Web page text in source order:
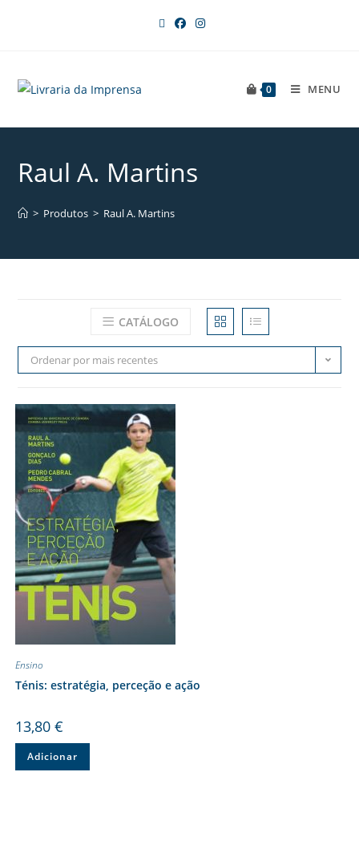
0 MENU
Raul A. Martins
> Produtos > Raul A. Martins
CATÁLOGO
Ordenar por mais recentes
Ensino
Ténis: estratégia, perceção e ação
13,80 €
Adicionar